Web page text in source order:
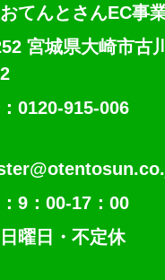
てんとさんEC事
宮城県大崎市古
0120-915-006
9：00-17：00
曜日・不定休